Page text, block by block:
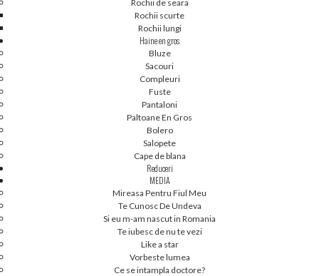
Rochii de seara
Rochii scurte
Rochii lungi
Haine en gros
Bluze
Sacouri
Compleuri
Fuste
Pantaloni
Paltoane En Gros
Bolero
Salopete
Cape de blana
Reduceri
MEDIA
Mireasa Pentru Fiul Meu
Te Cunosc De Undeva
Si eu m-am nascut in Romania
Te iubesc de nu te vezi
Like a star
Vorbeste lumea
Ce se intampla doctore?
GABRIELA CRISTEA 3 GABRIELA CRISTEA 2